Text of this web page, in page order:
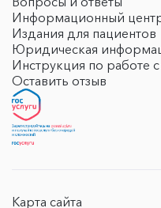
Информационный
Издания для пациентов
Юридическая
Инструкция по работе
Оставить отзыв
Карта сайта